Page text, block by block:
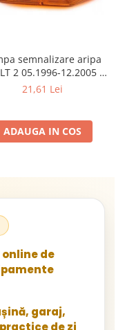
semnalizare aripa
2 05.1996-12.2005 ;
Sprinter 1995-
Neoplan Euroliner,
Starliner,Centroliner,
21,61 Lei
ADAUGA IN COS
de
garaj,